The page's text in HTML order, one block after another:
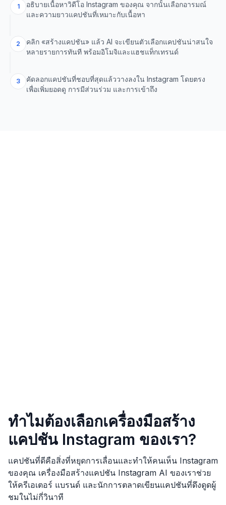
1
อธิบายเนื้อหาวิดีโอ Instagram ของคุณ จากนั้นเลือกอารมณ์
และความยาวแคปชันที่เหมาะกับเนื้อหา
2
คลิก «สร้างแคปชัน» แล้ว AI จะเขียนตัวเลือกแคปชันน่าสนใจ
หลายรายการทันที พร้อมอิโมจิและแฮชแท็กเทรนด์
3
คัดลอกแคปชันที่ชอบที่สุดแล้ววางลงใน Instagram โดยตรง
เพื่อเพิ่มยอดดู การมีส่วนร่วม และการเข้าถึง
ทำไมต้องเลือกเครื่องมือสร้าง
แคปชัน Instagram ของเรา?
แคปชันที่ดีคือสิ่งที่หยุดการเลื่อนและทำให้คนเห็น Instagram
ของคุณ เครื่องมือสร้างแคปชัน Instagram AI ของเราช่วย
ให้ครีเอเตอร์ แบรนด์ และนักการตลาดเขียนแคปชันที่ดึงดูดผู้
ชมในไม่กี่วินาที